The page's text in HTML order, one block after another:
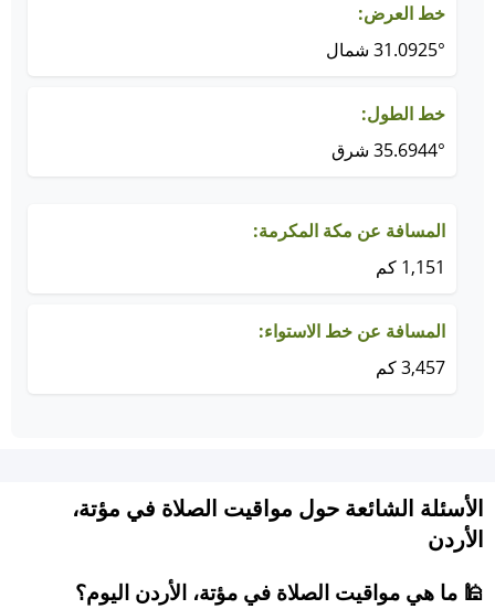
خط العرض:
31.0925° شمال
خط الطول:
35.6944° شرق
المسافة عن مكة المكرمة:
1,151 كم
المسافة عن خط الاستواء:
3,457 كم
الأسئلة الشائعة حول مواقيت الصلاة في مؤتة،
الأردن
🕌 ما هي مواقيت الصلاة في مؤتة، الأردن اليوم؟